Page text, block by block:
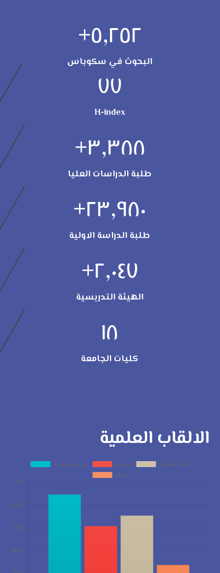
٥,٢٥٢+
البحوث في سكوباس
٧٧
H-index
٣,٣٨٨+
طلبة الدراسات العليا
٢٣,٩٨٠+
طلبة الدراسة الاولية
٢,٠٤٧+
الهيئة التدريسية
١٨
كليات الجامعة
الالقاب العلمية